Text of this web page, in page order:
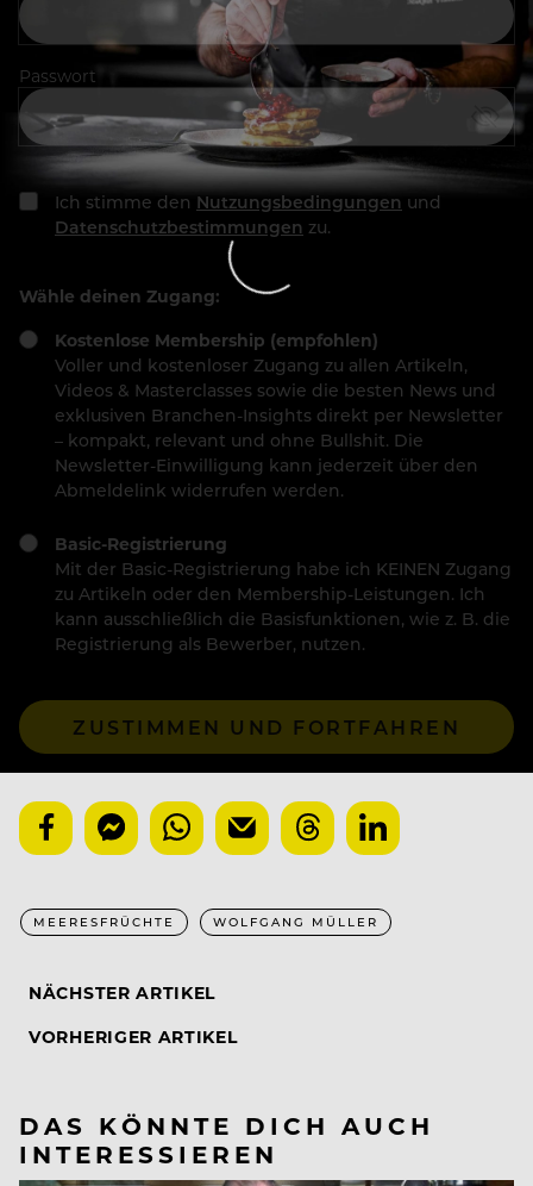
Passwort
Ich stimme den Nutzungsbedingungen und
Datenschutzbestimmungen zu.
Wähle deinen Zugang:
Kostenlose Membership (empfohlen)
Voller und kostenloser Zugang zu allen Artikeln,
Videos & Masterclasses sowie die besten News und
exklusiven Branchen-Insights direkt per Newsletter
– kompakt, relevant und ohne Bullshit. Die
Newsletter-Einwilligung kann jederzeit über den
Abmeldelink widerrufen werden.
Basic-Registrierung
Mit der Basic-Registrierung habe ich KEINEN Zugang
zu Artikeln oder den Membership-Leistungen. Ich
kann ausschließlich die Basisfunktionen, wie z. B. die
Registrierung als Bewerber, nutzen.
ZUSTIMMEN UND FORTFAHREN
MEERESFRÜCHTE WOLFGANG MÜLLER
NÄCHSTER ARTIKEL
VORHERIGER ARTIKEL
DAS KÖNNTE DICH AUCH
INTERESSIEREN